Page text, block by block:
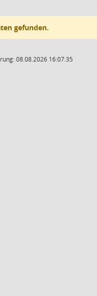
gefunden.
08.08.2026 16:07:35